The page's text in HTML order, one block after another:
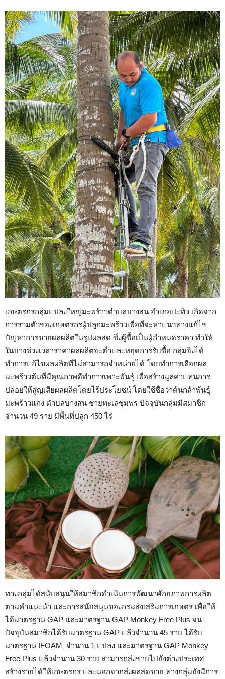
เกษตรกรกลุ่มแปลงใหญ่มะพร้าวตำบลบางสน อำเภอปะทิว เกิดจาก
การรวมตัวของเกษตรกรผู้ปลูกมะพร้าวเพื่อที่จะหาแนวทางแก้ไข
ปัญหาการขายผลผลิตในรูปผลสด ซึ่งผู้ซื้อเป็นผู้กำหนดราคา ทำให้
ในบางช่วงเวลาราคาผลผลิตจะต่ำและหยุดการรับซื้อ กลุ่มจึงได้
ทำการแก้ไขผลผลิตที่ไม่สามารถจำหน่ายได้ โดยทำการเลือกผล
มะพร้าวต้นที่มีคุณภาพดีทำการเพาะพันธุ์ เพื่อสร้างมูลค่าแทนการ
ปล่อยให้สูญเสียผลผลิตโดยไร้ประโยชน์ โดยใช้ชื่อว่าต้นกล้าพันธุ์
มะพร้าวแกง ตำบลบางสน ชายทะเลชุมพร ปัจจุบันกลุ่มมีสมาชิก
จำนวน 49 ราย มีพื้นที่ปลูก 450 ไร่
ทางกลุ่มได้สนับสนุนให้สมาชิกดำเนินการพัฒนาศักยภาพการผลิต
ตามคำแนะนำ และการสนับสนุนของกรมส่งเสริมการเกษตร เพื่อให้
ได้มาตรฐาน GAP และมาตรฐาน GAP Monkey Free Plus จน
ปัจจุบันสมาชิกได้รับมาตรฐาน GAP แล้วจำนวน 45 ราย ได้รับ
มาตรฐาน IFOAM จำนวน 1 แปลง และมาตรฐาน GAP Monkey
Free Plus แล้วจำนวน 30 ราย สามารถส่งขายไปยังต่างประเทศ
สร้างรายได้ให้เกษตรกร และนอกจากส่งผลสดขาย ทางกลุ่มยังมีการ